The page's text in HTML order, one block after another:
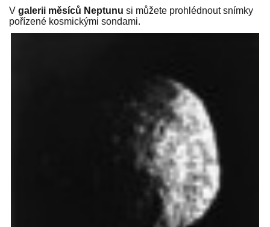
V galerii měsíců Neptunu si můžete prohlédnout snímky
pořízené kosmickými sondami.